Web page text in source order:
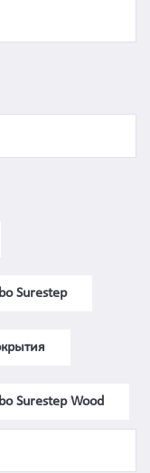
Surestep
Surestep Wood